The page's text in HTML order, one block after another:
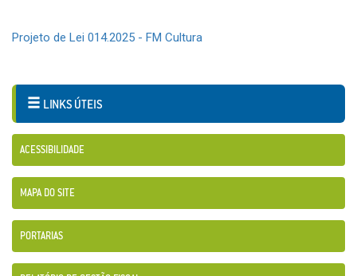
Projeto de Lei 014.2025 - FM Cultura
LINKS ÚTEIS
ACESSIBILIDADE
MAPA DO SITE
PORTARIAS